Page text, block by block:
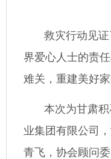
救灾行动见
界爱心人士的责
难关，重建美好家
本次为甘肃
业集团有限公司
青飞，协会顾问